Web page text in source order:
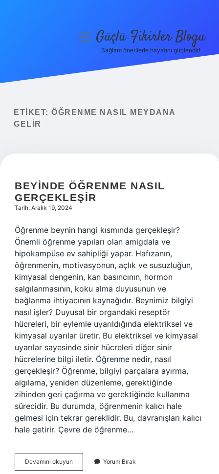
Yasal Uyarı
menüyüGüçlü Fikirler Blogu
Sağlam önerilerle hayatını güçlendir!
ETIKET: ÖĞRENME NASIL MEYDANA
GELIR
BEYINDE ÖĞRENME NASIL
GERÇEKLEŞIR
Tarih: Aralık 19, 2024
Öğrenme beynin hangi kısmında gerçekleşir?
Önemli öğrenme yapıları olan amigdala ve
hipokampüse ev sahipliği yapar. Hafızanın,
öğrenmenin, motivasyonun, açlık ve susuzluğun,
kimyasal dengenin, kan basıncının, hormon
salgılanmasının, koku alma duyusunun ve
bağlanma ihtiyacının kaynağıdır. Beynimiz bilgiyi
nasıl işler? Duyusal bir organdaki reseptör
hücreleri, bir eylemle uyarıldığında elektriksel ve
kimyasal uyarılar üretir. Bu elektriksel ve kimyasal
uyarılar sayesinde sinir hücreleri diğer sinir
hücrelerine bilgi iletir. Öğrenme nedir, nasıl
gerçekleşir? Öğrenme, bilgiyi parçalara ayırma,
algılama, yeniden düzenleme, gerektiğinde
zihinden geri çağırma ve gerektiğinde kullanma
sürecidir. Bu durumda, öğrenmenin kalıcı hale
gelmesi için tekrar gereklidir. Bu, davranışları kalıcı
hale getirir. Çevre de öğrenme…
Devamını okuyun Beyinde
Öğrenme
Yorum Bırak